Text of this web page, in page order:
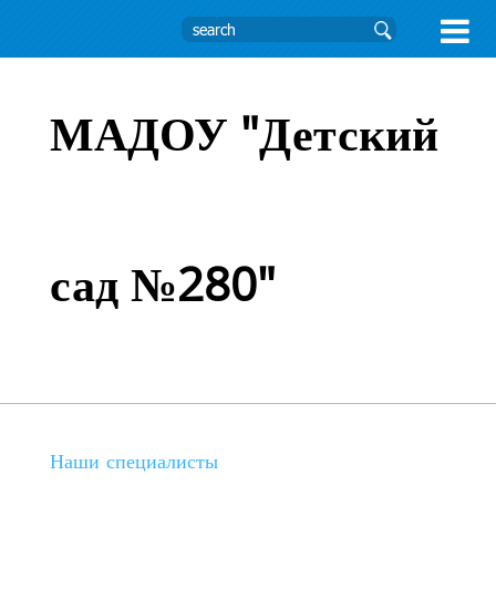

МАДОУ "Детский
сад №280"
Наши специалисты